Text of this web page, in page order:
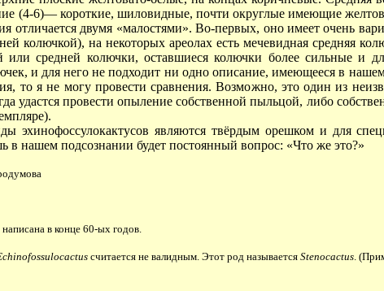
(4-6)— короткие, шиловидные, почти округлые имеющие
отличается двумя «малостями». Во-первых, оно имеет очень
колючкой), на некоторых ареолах есть мечевидная средняя
или средней колючки, оставшиеся колючки более сильные и
и для него не подходит ни одно описание, имеющееся в
то я не могу провести сравнения. Возможно, это один из
удастся провести опыление собственной пыльцой, либо
эхинофоссулокактусов являются твëрдым орешком и для
в нашем подсознании будет постоянный вопрос: «Что же это?»
в конце 60-ых годов.
считается не валидным. Этот род называется Stenocactus.